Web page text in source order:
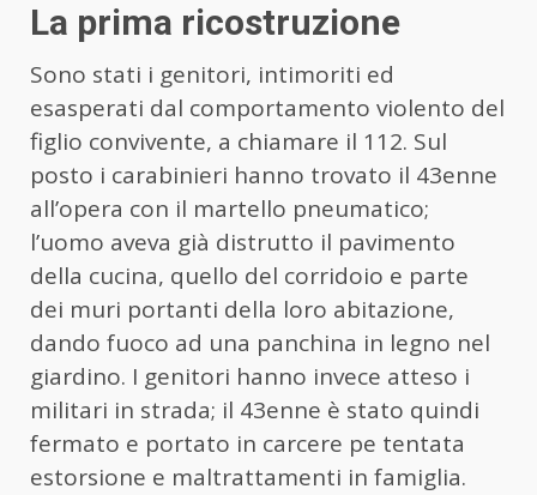
La prima ricostruzione
Sono stati i genitori, intimoriti ed
esasperati dal comportamento violento del
figlio convivente, a chiamare il 112. Sul
posto i carabinieri hanno trovato il 43enne
all’opera con il martello pneumatico;
l’uomo aveva già distrutto il pavimento
della cucina, quello del corridoio e parte
dei muri portanti della loro abitazione,
dando fuoco ad una panchina in legno nel
giardino. I genitori hanno invece atteso i
militari in strada; il 43enne è stato quindi
fermato e portato in carcere pe tentata
estorsione e maltrattamenti in famiglia.